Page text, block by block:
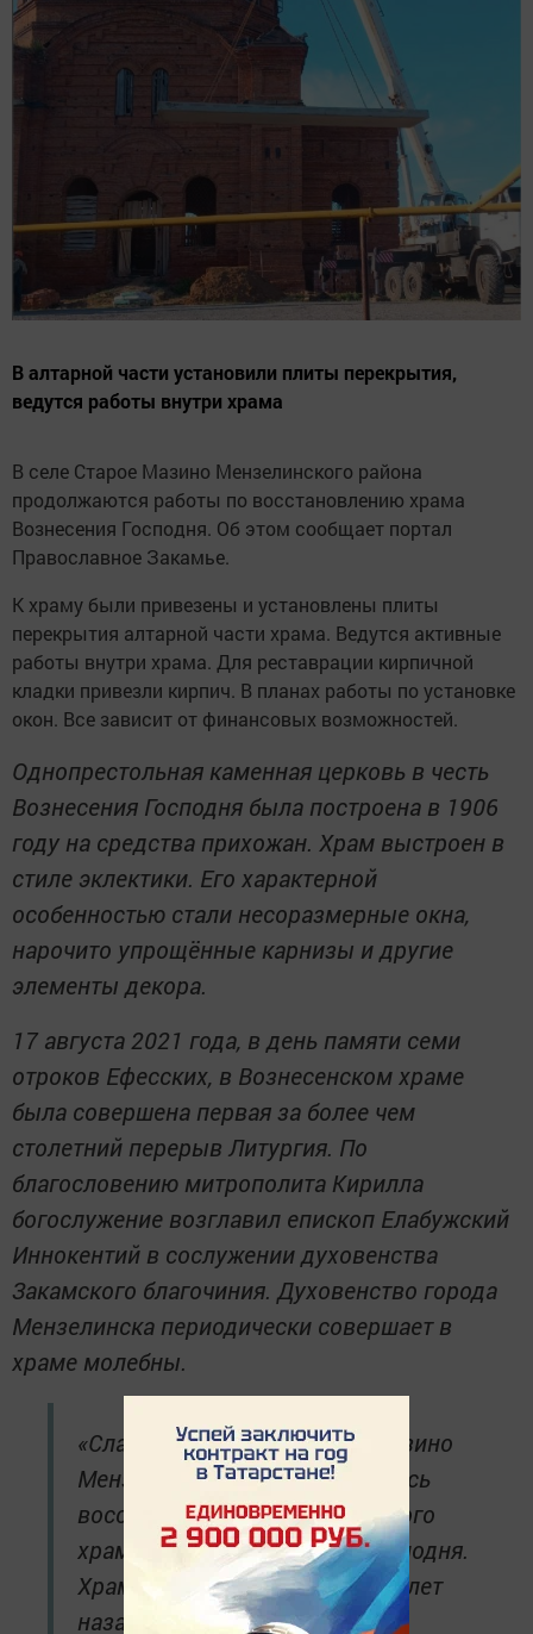
В алтарной части установили плиты перекрытия,
ведутся работы внутри храма
В селе Старое Мазино Мензелинского района
продолжаются работы по восстановлению храма
Вознесения Господня. Об этом сообщает портал
Православное Закамье.
К храму были привезены и установлены плиты
перекрытия алтарной части храма. Ведутся активные
работы внутри храма. Для реставрации кирпичной
кладки привезли кирпич. В планах работы по установке
окон. Все зависит от финансовых возможностей.
Однопрестольная каменная церковь в честь
Вознесения Господня была построена в 1906
году на средства прихожан. Храм выстроен в
стиле эклектики. Его характерной
особенностью стали несоразмерные окна,
нарочито упрощённые карнизы и другие
элементы декора.
17 августа 2021 года, в день памяти семи
отроков Ефесских, в Вознесенском храме
была совершена первая за более чем
столетний перерыв Литургия. По
благословению митрополита Кирилла
богослужение возглавил епископ Елабужский
Иннокентий в сослужении духовенства
Закамского благочиния. Духовенство города
Мензелинска периодически совершает в
храме молебны.
«Слава Богу, в селе Старое Мазино
Мензелинского района началось
восстановление руинированного
храма в честь Вознесения Господня.
Храм был построен более 100 лет
назад, но к сожалению, в годы